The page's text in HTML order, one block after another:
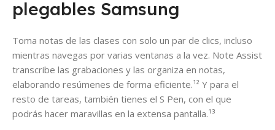
plegables Samsung
Toma notas de las clases con solo un par de clics, incluso
mientras navegas por varias ventanas a la vez. Note Assist
transcribe las grabaciones y las organiza en notas,
elaborando resúmenes de forma eficiente.¹² Y para el
resto de tareas, también tienes el S Pen, con el que
podrás hacer maravillas en la extensa pantalla.¹³